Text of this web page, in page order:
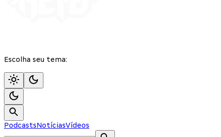
Escolha seu tema:
PodcastsNotíciasVídeos